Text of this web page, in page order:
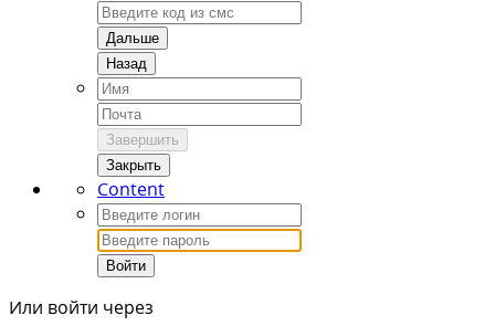
Дальше
Назад
Завершить
Закрыть
Content
Войти
Или войти через